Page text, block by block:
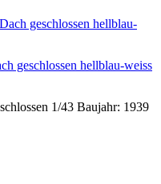
geschlossen hellblau-weiss
1/43 Baujahr: 1939